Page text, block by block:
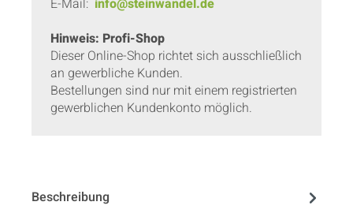
E-Mail: info@steinwandel.de
Hinweis: Profi-Shop
Dieser Online-Shop richtet sich ausschließlich
an gewerbliche Kunden.
Bestellungen sind nur mit einem registrierten
gewerblichen Kundenkonto möglich.
Beschreibung